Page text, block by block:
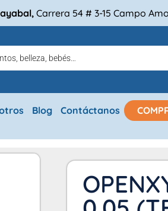
Carrera 54 # 3-15 Campo
Blog Contáctanos